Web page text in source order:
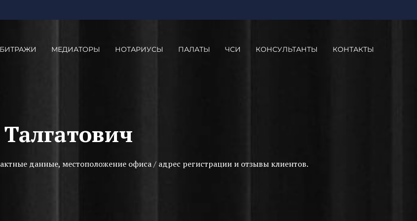
МЕДИАТОРЫ НОТАРИУСЫ ПАЛАТЫ ЧСИ КОНСУЛЬТАНТЫ КОНТАКТЫ
данные, местоположение офиса / адрес регистрации и отзывы клиентов.